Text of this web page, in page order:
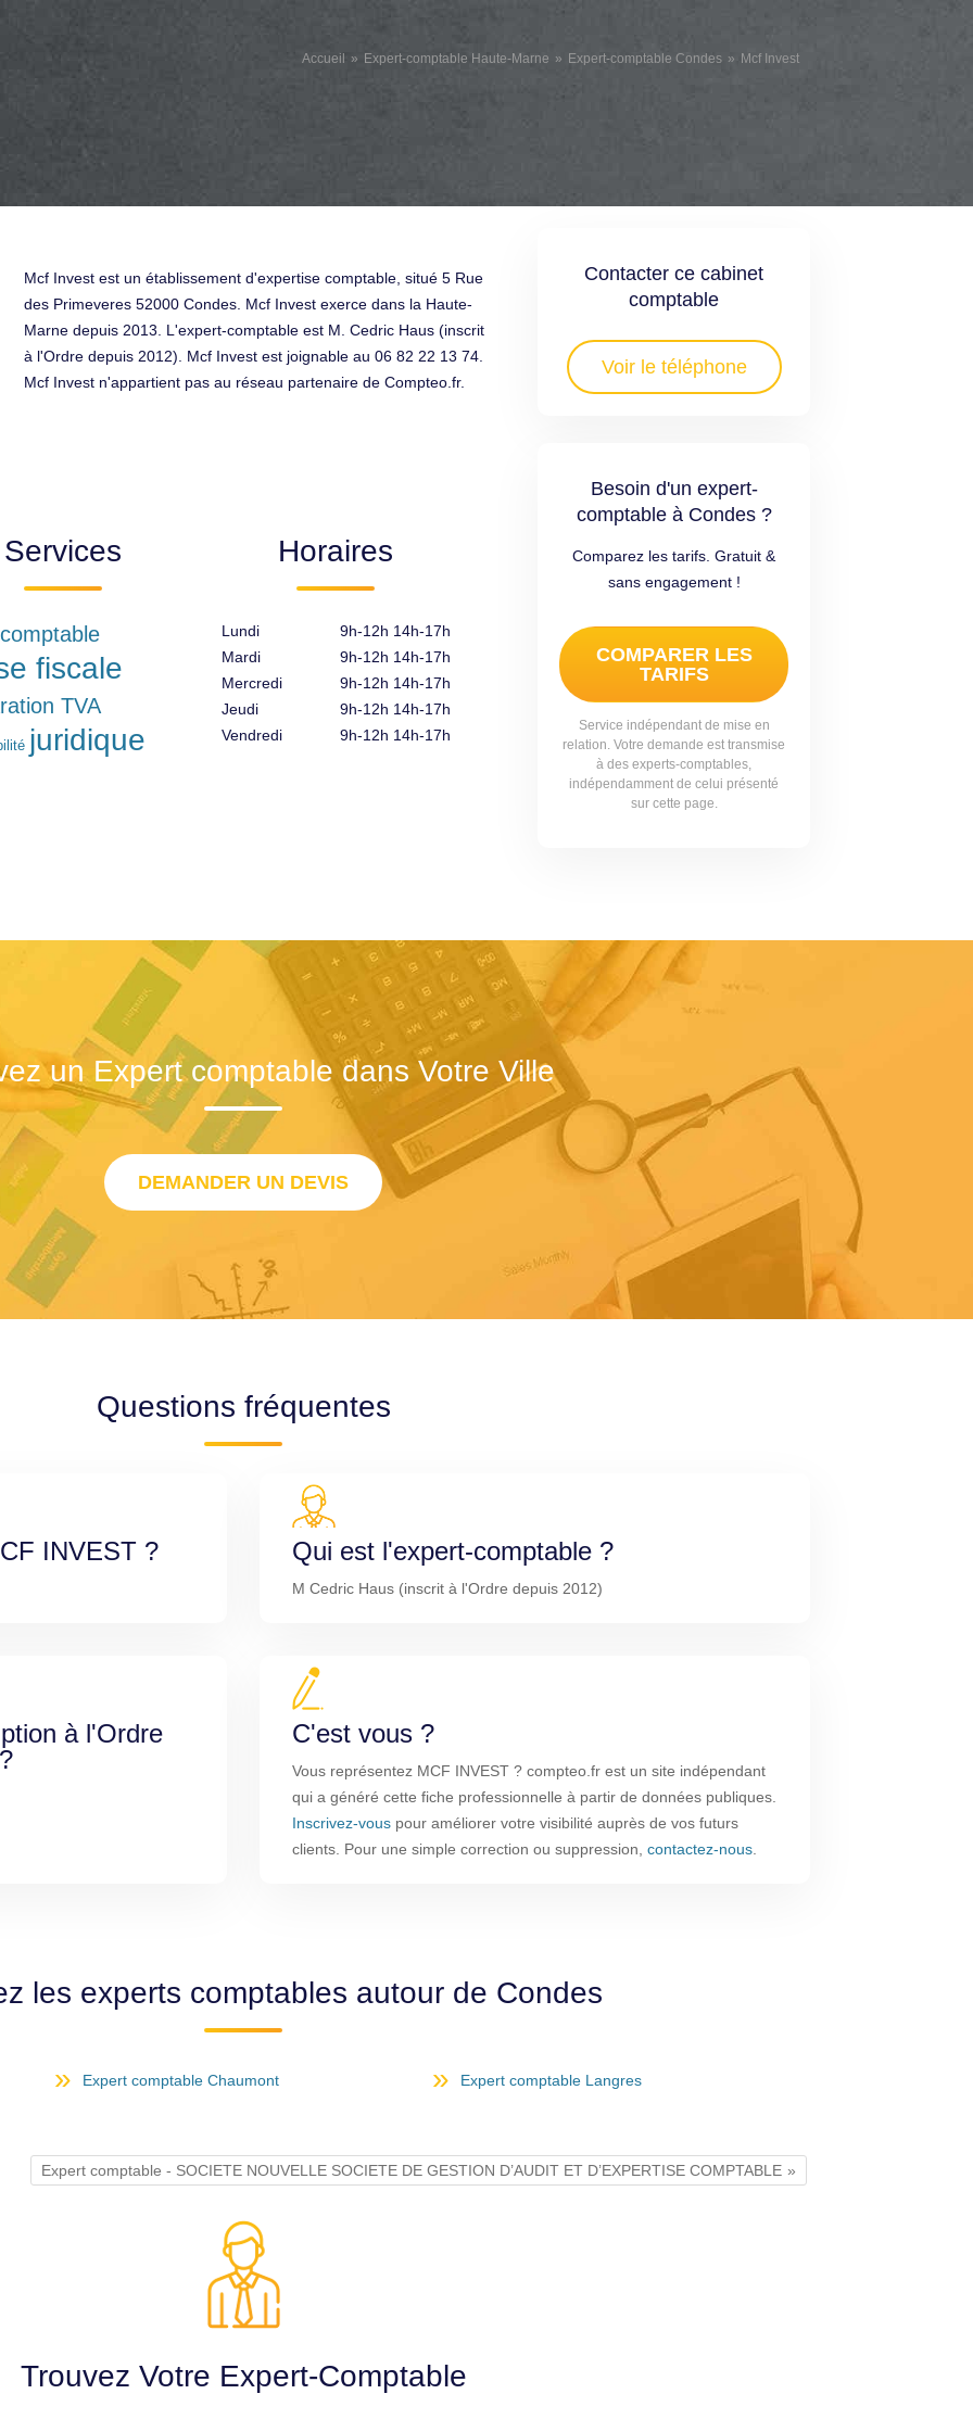
Accueil Expert-comptable Haute-Marne Expert-comptable Condes Mcf Invest
Contacter ce cabinet
comptable
Voir le téléphone
Besoin d'un expert-
comptable à Condes ?
Comparez les tarifs. Gratuit &
sans engagement !
COMPARER LES
TARIFS
Service indépendant de mise en
relation. Votre demande est transmise
à des experts-comptables,
indépendamment de celui présenté
sur cette page.
Mcf Invest est un établissement d'expertise comptable, situé 5 Rue
des Primeveres 52000 Condes. Mcf Invest exerce dans la Haute-
Marne depuis 2013. L'expert-comptable est M. Cedric Haus (inscrit
à l'Ordre depuis 2012). Mcf Invest est joignable au 06 82 22 13 74.
Mcf Invest n'appartient pas au réseau partenaire de Compteo.fr.
Services
fiscale
TVA
juridique
Horaires
Lundi
Mardi
Mercredi
Jeudi
Vendredi
9h-12h 14h-17h
9h-12h 14h-17h
9h-12h 14h-17h
9h-12h 14h-17h
9h-12h 14h-17h
un Expert comptable dans Votre Ville
DEMANDER UN DEVIS
Questions fréquentes
INVEST ? Qui est l'expert-comptable ?
M Cedric Haus (inscrit à l'Ordre depuis 2012)
à l'Ordre
C'est vous ?
Vous représentez MCF INVEST ? compteo.fr est un site indépendant
qui a généré cette fiche professionnelle à partir de données publiques.
Inscrivez-vous pour améliorer votre visibilité auprès de vos futurs
clients. Pour une simple correction ou suppression, contactez-nous
les experts comptables autour de Condes
Expert comptable Chaumont Expert comptable Langres
Expert comptable - SOCIETE NOUVELLE SOCIETE DE GESTION D’AUDIT ET D’EXPERTISE COMPTABLE
Trouvez Votre Expert-Comptable